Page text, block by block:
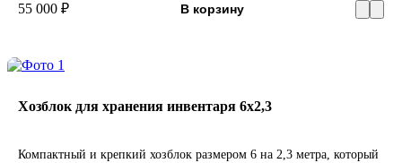
55 000 ₽ В корзину
Хозблок для хранения инвентаря 6х2,3
Компактный и крепкий хозблок размером 6 на 2,3 метра, который